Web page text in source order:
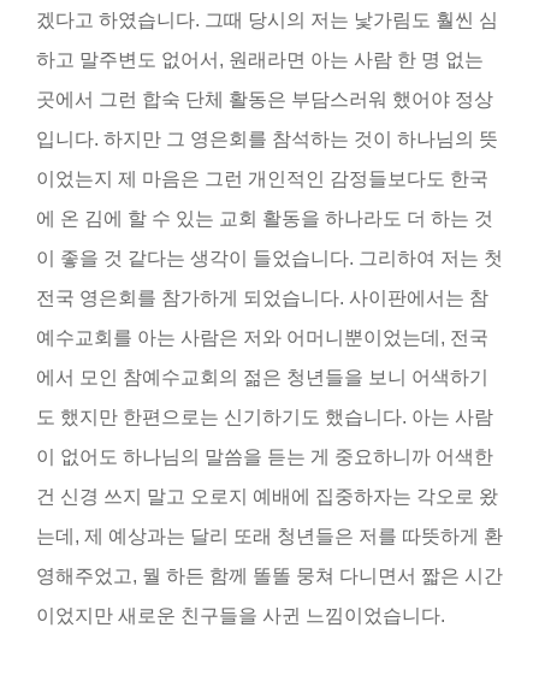
겠다고 하였습니다. 그때 당시의 저는 낯가림도 훨씬 심
하고 말주변도 없어서, 원래라면 아는 사람 한 명 없는
곳에서 그런 합숙 단체 활동은 부담스러워 했어야 정상
입니다. 하지만 그 영은회를 참석하는 것이 하나님의 뜻
이었는지 제 마음은 그런 개인적인 감정들보다도 한국
에 온 김에 할 수 있는 교회 활동을 하나라도 더 하는 것
이 좋을 것 같다는 생각이 들었습니다. 그리하여 저는 첫
전국 영은회를 참가하게 되었습니다. 사이판에서는 참
예수교회를 아는 사람은 저와 어머니뿐이었는데, 전국
에서 모인 참예수교회의 젊은 청년들을 보니 어색하기
도 했지만 한편으로는 신기하기도 했습니다. 아는 사람
이 없어도 하나님의 말씀을 듣는 게 중요하니까 어색한
건 신경 쓰지 말고 오로지 예배에 집중하자는 각오로 왔
는데, 제 예상과는 달리 또래 청년들은 저를 따뜻하게 환
영해주었고, 뭘 하든 함께 똘똘 뭉쳐 다니면서 짧은 시간
이었지만 새로운 친구들을 사귄 느낌이었습니다.